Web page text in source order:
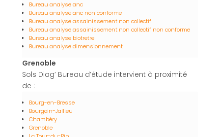
Bureau analyse anc
Bureau analyse anc non conforme
Bureau analyse assainissement non collectif
Bureau analyse assainissement non collectif non conforme
Bureau analyse biotretre
Bureau analyse dimensionnement
Grenoble
Sols Diag’ Bureau d’étude intervient à proximité
de :
Bourg-en-Bresse
Bourgoin-Jallieu
Chambéry
Grenoble